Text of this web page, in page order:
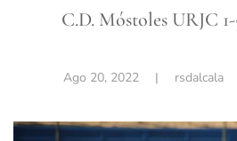
C.D. Móstoles URJC
Ago 20, 2022|